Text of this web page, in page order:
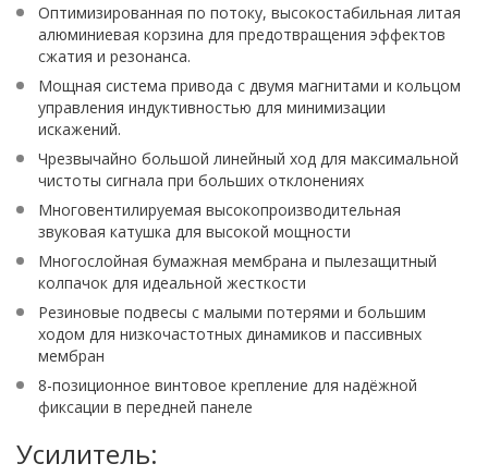
Оптимизированная по потоку, высокостабильная литая
алюминиевая корзина для предотвращения эффектов
сжатия и резонанса.
Мощная система привода с двумя магнитами и кольцом
управления индуктивностью для минимизации
искажений.
Чрезвычайно большой линейный ход для максимальной
чистоты сигнала при больших отклонениях
Многовентилируемая высокопроизводительная
звуковая катушка для высокой мощности
Многослойная бумажная мембрана и пылезащитный
колпачок для идеальной жесткости
Резиновые подвесы с малыми потерями и большим
ходом для низкочастотных динамиков и пассивных
мембран
8-позиционное винтовое крепление для надёжной
фиксации в передней панеле
Усилитель: